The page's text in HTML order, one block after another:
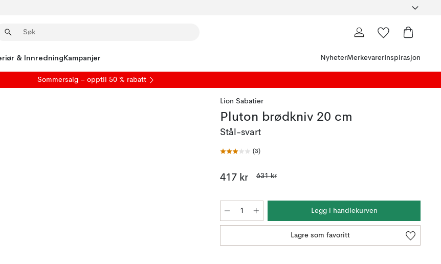
& InnredningKampanjer NyheterMerkevarer Inspirasjon
Sommersalg – opptil 50 % rabatt
Lion Sabatier
Pluton brødkniv 20 cm
Stål-svart
(3)
417 kr 631 kr
Legg i handlekurven
Lagre som favoritt